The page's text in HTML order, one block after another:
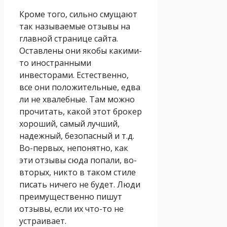
Кроме того, сильно смущают
так называемые отзывы на
главной странице сайта.
Оставлены они якобы какими-
то иностранными
инвесторами. Естественно,
все они положительные, едва
ли не хвалебные. Там можно
прочитать, какой этот брокер
хороший, самый лучший,
надежный, безопасный и т.д.
Во-первых, непонятно, как
эти отзывы сюда попали, во-
вторых, никто в таком стиле
писать ничего не будет. Люди
преимущественно пишут
отзывы, если их что-то не
устраивает.